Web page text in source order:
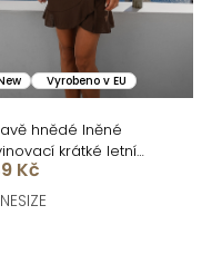
Vyrobeno v EU
hnědé lněné
krátké letní
LOVEANA
Kč